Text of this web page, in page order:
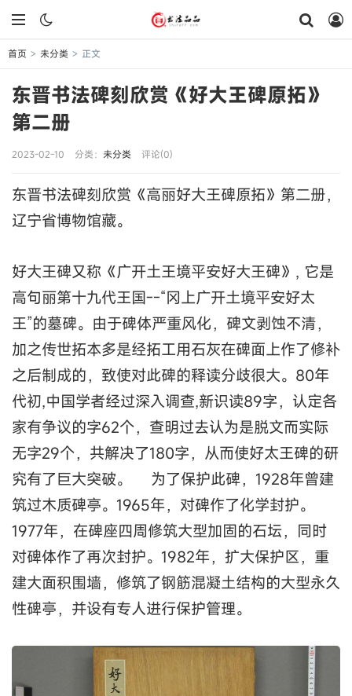
首页 > 未分类 > 正文
东晋书法碑刻欣赏《好大王碑原拓》
第二册
2023-02-10 分类： 未分类 评论(0)
东晋书法碑刻欣赏《高丽好大王碑原拓》第二册，
辽宁省博物馆藏。
好大王碑又称《广开土王境平安好大王碑》, 它是
高句丽第十九代王国--“冈上广开土境平安好太
王”的墓碑。由于碑体严重风化，碑文剥蚀不清，
加之传世拓本多是经拓工用石灰在碑面上作了修补
之后制成的，致使对此碑的释读分歧很大。80年
代初,中国学者经过深入调查,新识读89字，认定各
家有争议的字62个，查明过去认为是脱文而实际
无字29个，共解决了180字，从而使好太王碑的研
究有了巨大突破。 为了保护此碑，1928年曾建
筑过木质碑亭。1965年，对碑作了化学封护。
1977年，在碑座四周修筑大型加固的石坛，同时
对碑体作了再次封护。1982年，扩大保护区，重
建大面积围墙，修筑了钢筋混凝土结构的大型永久
性碑亭，并设有专人进行保护管理。